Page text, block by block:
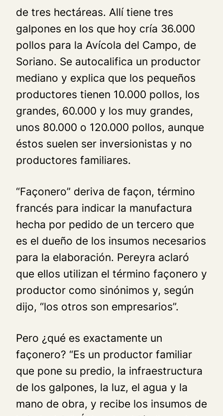
de tres hectáreas. Allí tiene tres
galpones en los que hoy cría 36.000
pollos para la Avícola del Campo, de
Soriano. Se autocalifica un productor
mediano y explica que los pequeños
productores tienen 10.000 pollos, los
grandes, 60.000 y los muy grandes,
unos 80.000 o 120.000 pollos, aunque
éstos suelen ser inversionistas y no
productores familiares.
“Façonero” deriva de façon, término
francés para indicar la manufactura
hecha por pedido de un tercero que
es el dueño de los insumos necesarios
para la elaboración. Pereyra aclaró
que ellos utilizan el término façonero y
productor como sinónimos y, según
dijo, “los otros son empresarios”.
Pero ¿qué es exactamente un
façonero? “Es un productor familiar
que pone su predio, la infraestructura
de los galpones, la luz, el agua y la
mano de obra, y recibe los insumos de